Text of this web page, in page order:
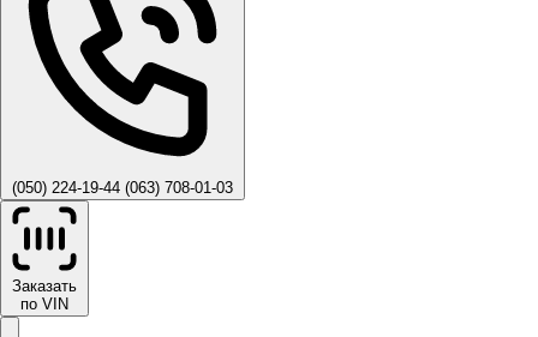
(050) 224-19-44 (063) 708-01-03
Заказать
по VIN